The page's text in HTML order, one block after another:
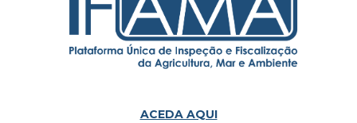
ACEDA AQUI